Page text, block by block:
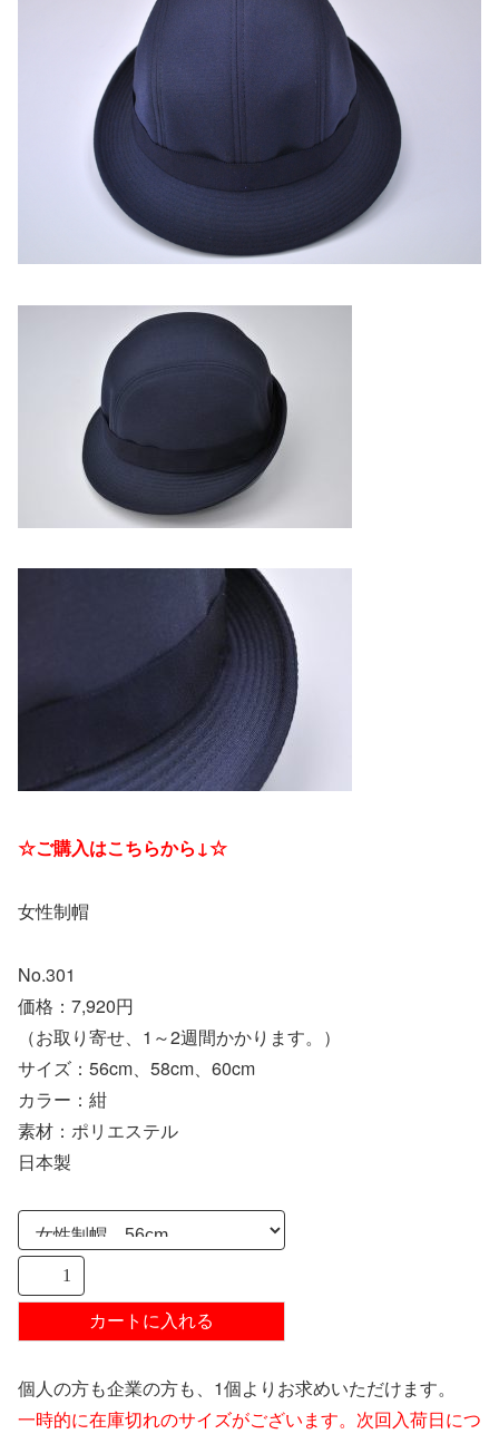
☆ご購入はこちらから↓☆
女性制帽
No.301
価格：7,920円
（お取り寄せ、1～2週間かかります。）
サイズ：56cm、58cm、60cm
カラー：紺
素材：ポリエステル
日本製
個人の方も企業の方も、1個よりお求めいただけます。
一時的に在庫切れのサイズがございます。次回入荷日につ